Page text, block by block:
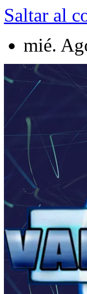
Saltar al
mié.